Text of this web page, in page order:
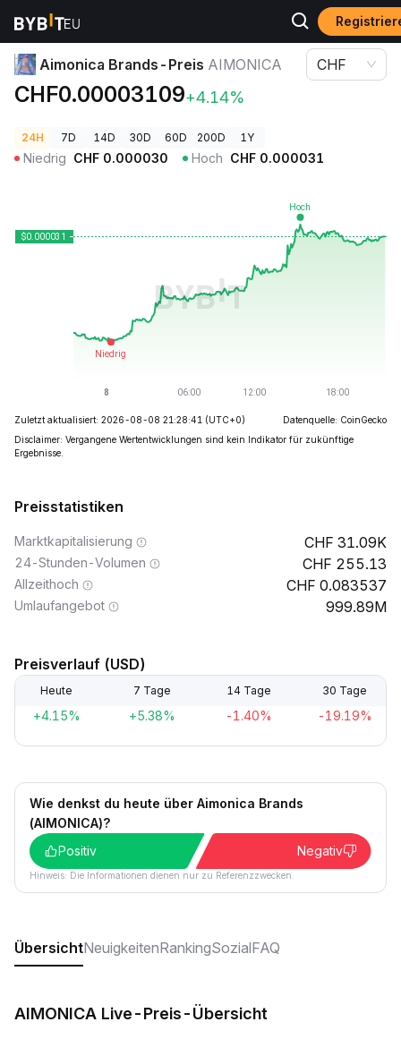
Krypto-Preise
Aimonica Brands-Preis AIMONICA
CHF0.00003109+4.14%
CHF
24H 7D 14D 30D 60D 200D 1Y
Niedrig CHF 0.000030 Hoch CHF 0.000031
Zuletzt aktualisiert: 2026-08-08 21:28:41 (UTC+0)
Datenquelle: CoinGecko
Disclaimer: Vergangene Wertentwicklungen sind kein Indikator für zukünftige
Ergebnisse.
Preisstatistiken
Marktkapitalisierung 31.09K
24-Stunden-Volumen 255.13
Allzeithoch 0.083537
Umlaufangebot 999.89M
Preisverlauf (USD)
Heute 7 Tage 14 Tage 30 Tage
+4.15% +5.38% -1.40% -19.19%
Wie denkst du heute über Aimonica Brands
(AIMONICA)?
Positiv
Negativ
Hinweis: Die Informationen dienen nur zu Referenzzwecken.
ÜbersichtNeuigkeitenRankingSozialFAQ
AIMONICA Live-Preis-Übersicht